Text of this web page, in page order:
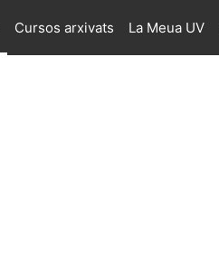
Cursos arxivats La Meua UV